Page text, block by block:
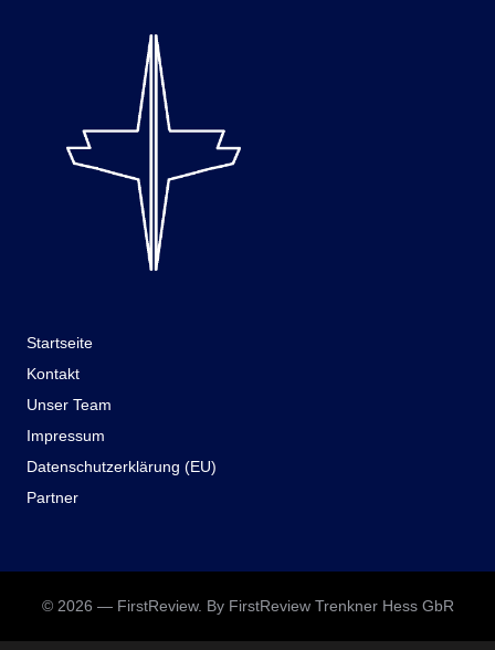
Startseite
Kontakt
Unser Team
Impressum
Datenschutzerklärung (EU)
Partner
© 2026 — FirstReview. By FirstReview Trenkner Hess GbR